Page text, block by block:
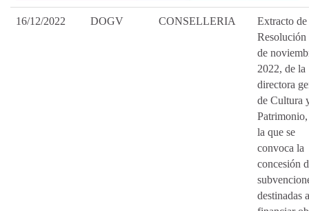
16/12/2022 DOGV CONSELLERIA
Extracto de
Resolución
de
2022, de la
directora
de Cultura
la que se
convoca la
concesión
destinadas a